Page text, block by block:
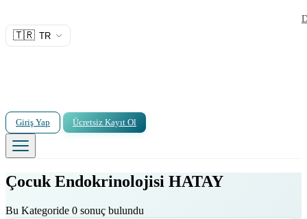
🇹🇷 TR
Giriş Yap Ücretsiz Kayıt Ol
Çocuk Endokrinolojisi HATAY
Bu Kategoride 0 sonuç bulundu